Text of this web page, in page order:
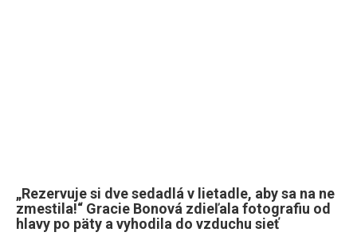
„Rezervuje si dve sedadlá v lietadle, aby sa na ne
zmestila!“ Gracie Bonová zdieľala fotografiu od
hlavy po päty a vyhodila do vzduchu sieť